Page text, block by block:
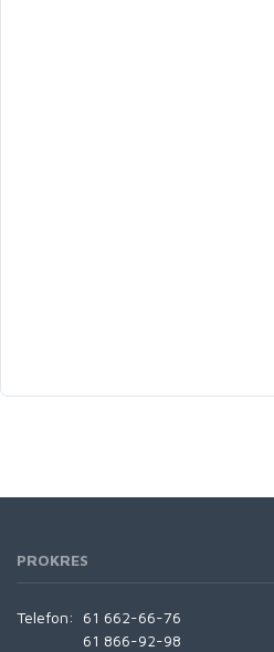
PROKRES
Telefon:
61 662-66-76
61 866-92-98